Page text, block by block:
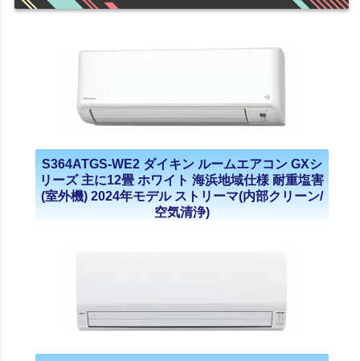
S364ATGS-WE2 ダイキン ルームエアコン GXシ
リーズ 主に12畳 ホワイト 海浜地域仕様 耐重塩害
(室外機) 2024年モデル ストリーマ(内部クリーン/
空気清浄)